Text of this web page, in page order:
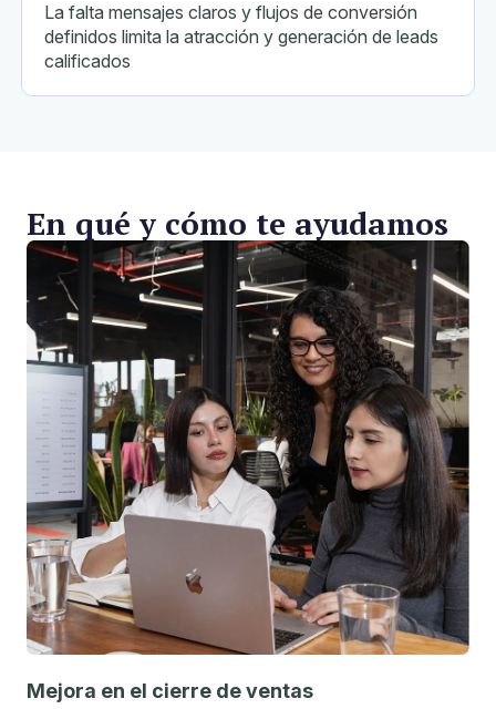
La falta mensajes claros y flujos de conversión
definidos limita la atracción y generación de leads
calificados
En qué y cómo te ayudamos
Mejora en el cierre de ventas